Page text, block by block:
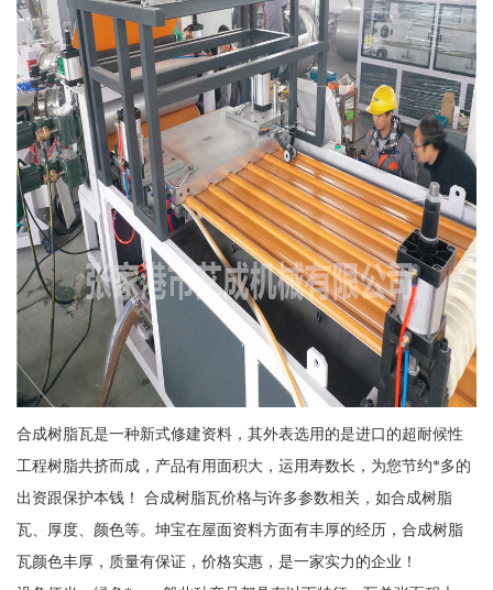
合成树脂瓦是一种新式修建资料，其外表选用的是进口的超耐候性
工程树脂共挤而成，产品有用面积大，运用寿数长，为您节约*多的
出资跟保护本钱！ 合成树脂瓦价格与许多参数相关，如合成树脂
瓦、厚度、颜色等。坤宝在屋面资料方面有丰厚的经历，合成树脂
瓦颜色丰厚，质量有保证，价格实惠，是一家实力的企业！